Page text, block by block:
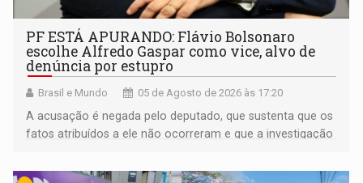
PF ESTÁ APURANDO: Flávio Bolsonaro
escolhe Alfredo Gaspar como vice, alvo de
denúncia por estupro
Brasil e Mundo 05 de Agosto de 2026 às 17:20
A acusação é negada pelo deputado, que sustenta que os
fatos atribuídos a ele não ocorreram e que a investigação